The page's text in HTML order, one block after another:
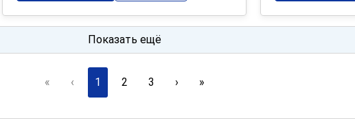
Показать ещё
« ‹ 1 2 3 › »